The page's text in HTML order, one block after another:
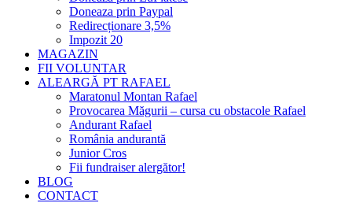
Doneaza prin Paypal
Redirecționare 3,5%
Impozit 20
MAGAZIN
FII VOLUNTAR
ALEARGĂ PT RAFAEL
Maratonul Montan Rafael
Provocarea Măgurii – cursa cu obstacole Rafael
Andurant Rafael
România andurantă
Junior Cros
Fii fundraiser alergător!
BLOG
CONTACT